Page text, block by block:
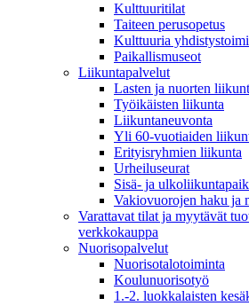
Kulttuuritilat
Taiteen perusopetus
Kulttuuria
Paikallismuseot
Liikuntapalvelut
Lasten ja nuorten
Työikäisten liikunta
Liikuntaneuvonta
Yli 60-vuotiaiden
Erityisryhmien liikunta
Urheiluseurat
Sisä- ja
Vakiovuorojen haku ja
Varattavat tilat ja myytävät
verkkokauppa
Nuorisopalvelut
Nuorisotalotoiminta
Koulunuorisotyö
1.-2. luokkalaisten